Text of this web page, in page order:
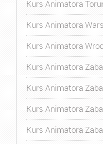
Kurs Animatora
Kurs Animatora
Kurs Animatora
Kurs Animatora
Kurs Animatora
Kurs Animatora
Kurs Animatora